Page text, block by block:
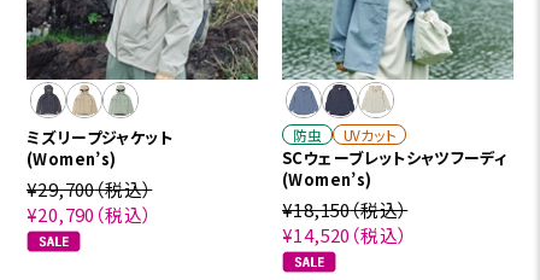
ミズリープジャケット
(Women’s)
¥29,700（税込）
¥20,790 （税込）
防虫 UVカット
SCウェーブレットシャツフーディ
(Women’s)
¥18,150（税込）
¥14,520 （税込）